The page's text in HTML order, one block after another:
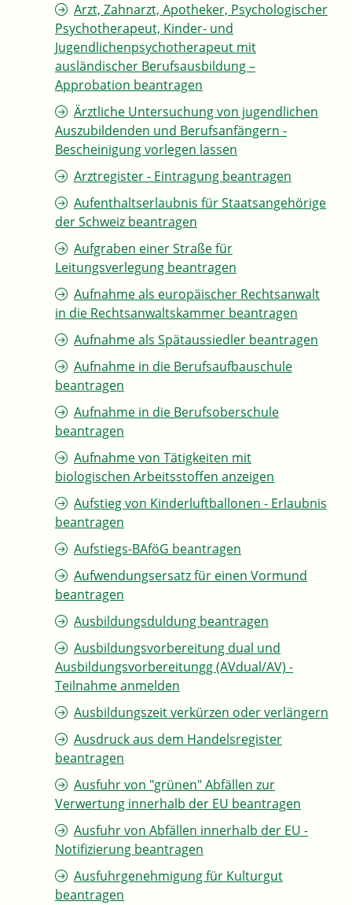
Arzt, Zahnarzt, Apotheker, Psychologischer
Psychotherapeut, Kinder- und
Jugendlichenpsychotherapeut mit
ausländischer Berufsausbildung –
Approbation beantragen
Ärztliche Untersuchung von jugendlichen
Auszubildenden und Berufsanfängern -
Bescheinigung vorlegen lassen
Arztregister - Eintragung beantragen
Aufenthaltserlaubnis für Staatsangehörige
der Schweiz beantragen
Aufgraben einer Straße für
Leitungsverlegung beantragen
Aufnahme als europäischer Rechtsanwalt
in die Rechtsanwaltskammer beantragen
Aufnahme als Spätaussiedler beantragen
Aufnahme in die Berufsaufbauschule
beantragen
Aufnahme in die Berufsoberschule
beantragen
Aufnahme von Tätigkeiten mit
biologischen Arbeitsstoffen anzeigen
Aufstieg von Kinderluftballonen - Erlaubnis
beantragen
Aufstiegs-BAföG beantragen
Aufwendungsersatz für einen Vormund
beantragen
Ausbildungsduldung beantragen
Ausbildungsvorbereitung dual und
Ausbildungsvorbereitungg (AVdual/AV) -
Teilnahme anmelden
Ausbildungszeit verkürzen oder verlängern
Ausdruck aus dem Handelsregister
beantragen
Ausfuhr von "grünen" Abfällen zur
Verwertung innerhalb der EU beantragen
Ausfuhr von Abfällen innerhalb der EU -
Notifizierung beantragen
Ausfuhrgenehmigung für Kulturgut
beantragen